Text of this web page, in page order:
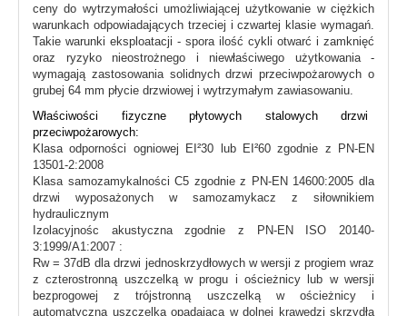
ceny do wytrzymałości umożliwiającej użytkowanie w ciężkich
warunkach odpowiadających trzeciej i czwartej klasie wymagań.
Takie warunki eksploatacji - spora ilość cykli otwarć i zamknięć
oraz ryzyko nieostrożnego i niewłaściwego użytkowania -
wymagają zastosowania solidnych drzwi przeciwpożarowych o
grubej 64 mm płycie drzwiowej i wytrzymałym zawiasowaniu.
Właściwości fizyczne płytowych stalowych drzwi
przeciwpożarowych:
Klasa odporności ogniowej EI²30 lub EI²60 zgodnie z PN-EN
13501-2:2008
Klasa samozamykalności C5 zgodnie z PN-EN 14600:2005 dla
drzwi wyposażonych w samozamykacz z siłownikiem
hydraulicznym
Izolacyjnośc akustyczna zgodnie z PN-EN ISO 20140-
3:1999/A1:2007 :
Rw = 37dB dla drzwi jednoskrzydłowych w wersji z progiem wraz
z czterostronną uszczelką w progu i ościeżnicy lub w wersji
bezprogowej z trójstronną uszczelką w ościeżnicy i
automatyczną uszczelką opadającą w dolnej krawędzi skrzydła